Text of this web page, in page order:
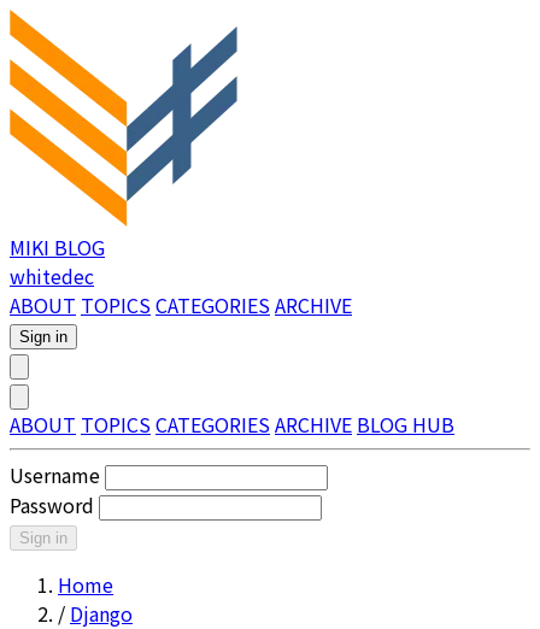
MIKI BLOG
whitedec
ABOUT TOPICSCATEGORIESARCHIVE
Sign in
ABOUT TOPICSCATEGORIESARCHIVE BLOG HUB
Username
Password
Sign in
Home
/ Django